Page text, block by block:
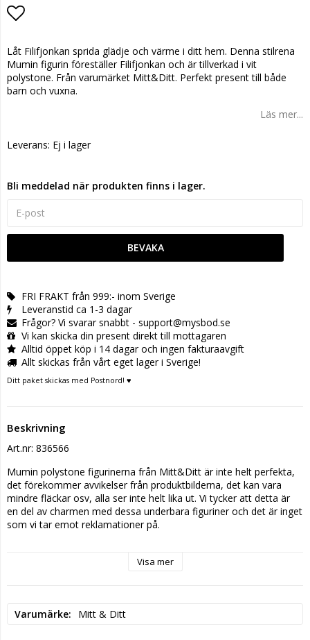
Lägg till i favoritlistan
Låt Filifjonkan sprida glädje och värme i ditt hem. Denna stilrena
Mumin figurin föreställer Filifjonkan och är tillverkad i vit
polystone. Från varumärket Mitt&Ditt. Perfekt present till både
barn och vuxna.
Läs mer...
Leverans: Ej i lager
Bli meddelad när produkten finns i lager.
BEVAKA
FRI FRAKT från 999:- inom Sverige
Leveranstid ca 1-3 dagar
Frågor? Vi svarar snabbt - support@mysbod.se
Vi kan skicka din present direkt till mottagaren
Alltid öppet köp i 14 dagar och ingen fakturaavgift
Allt skickas från vårt eget lager i Sverige!
Ditt paket skickas med Postnord! ♥
Beskrivning
Art.nr: 836566
Mumin polystone figurinerna från Mitt&Ditt är inte helt perfekta,
det förekommer avvikelser från produktbilderna, det kan vara
mindre fläckar osv, alla ser inte helt lika ut. Vi tycker att detta är
en del av charmen med dessa underbara figuriner och det är inget
som vi tar emot reklamationer på.
polystone. Från varumärket Mitt&Ditt. Perfekt present till både
Visa mer
Varumärke Mitt & Ditt